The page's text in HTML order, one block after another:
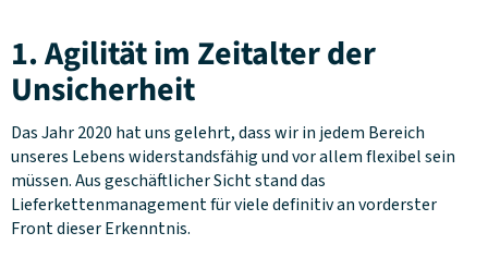
1. Agilität im Zeitalter der
Unsicherheit
Das Jahr 2020 hat uns gelehrt, dass wir in jedem Bereich
unseres Lebens widerstandsfähig und vor allem flexibel sein
müssen. Aus geschäftlicher Sicht stand das
Lieferkettenmanagement für viele definitiv an vorderster
Front dieser Erkenntnis.